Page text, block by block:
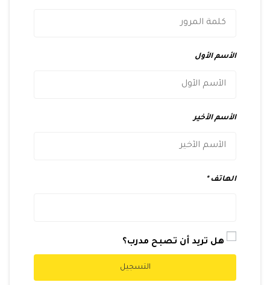
الأسم الأول
الأسم الأخير
الهاتف
هل تريد أن تصبح مدرب؟
التسجيل